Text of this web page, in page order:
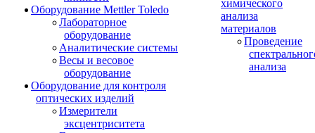
Оборудование Mettler Toledo
Лабораторное
оборудование
Аналитические системы
Весы и весовое
оборудование
Оборудование для контроля
оптических изделий
Измерители
эксцентриситета
химического
анализа
материалов
Проведение
анализа